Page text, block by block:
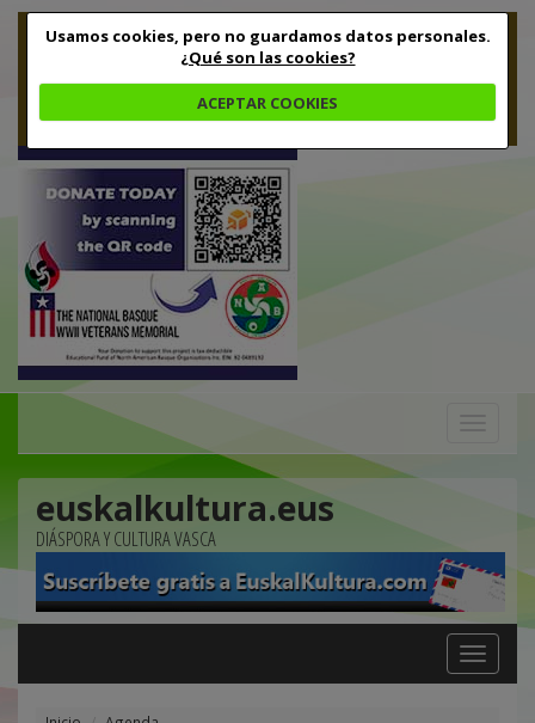
Usamos cookies, pero no guardamos datos personales.
¿Qué son las cookies?
ACEPTAR COOKIES
euskalkultura.eus
DIÁSPORA Y CULTURA VASCA
Toggle
navigation